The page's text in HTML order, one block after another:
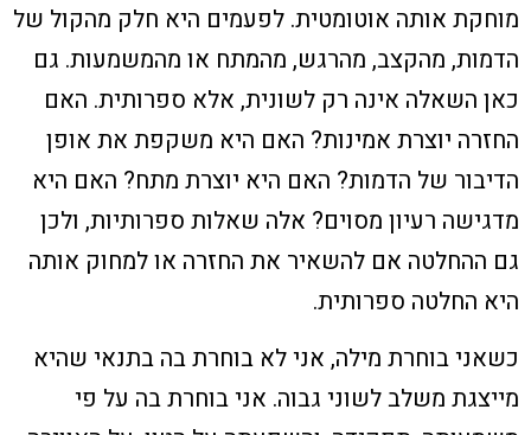
מוחקת אותה אוטומטית. לפעמים היא חלק מהקול של
הדמות, מהקצב, מהרגש, מהמתח או מהמשמעות. גם
כאן השאלה אינה רק לשונית, אלא ספרותית. האם
החזרה יוצרת אמינות? האם היא משקפת את אופן
הדיבור של הדמות? האם היא יוצרת מתח? האם היא
מדגישה רעיון מסוים? אלה שאלות ספרותיות, ולכן
גם ההחלטה אם להשאיר את החזרה או למחוק אותה
היא החלטה ספרותית.
כשאני בוחרת מילה, אני לא בוחרת בה בתנאי שהיא
מייצגת משלב לשוני גבוה. אני בוחרת בה על פי